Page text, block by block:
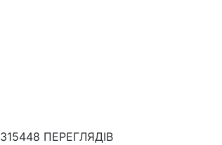
315448 ПЕРЕГЛЯДІВ